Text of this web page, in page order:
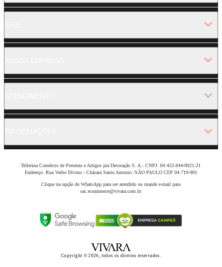
Tellerina Comércio de Presente e Artigos pra Decoração S. A.- CNPJ: 84.453.844/0021-21
Endereço: Rua Verbo Divino - Chácara Santo Antonio /SÃO PAULO CEP 04.719-901
Clique na opção de WhatsApp para ser atendido ou mande e-mail para
sac.ecommerce@vivara.com.br
Copyright © 2026, todos os direitos reservados.